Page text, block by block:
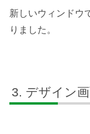
新しいウィンドウ
りました。
デザイン